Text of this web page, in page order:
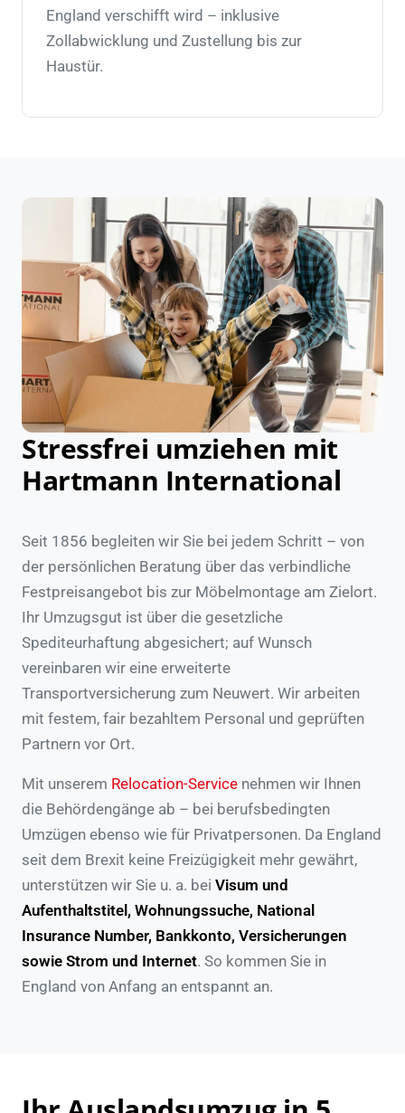
England verschifft wird – inklusive
Zollabwicklung und Zustellung bis zur
Haustür.
Stressfrei umziehen mit
Hartmann International
Seit 1856 begleiten wir Sie bei jedem Schritt – von
der persönlichen Beratung über das verbindliche
Festpreisangebot bis zur Möbelmontage am Zielort.
Ihr Umzugsgut ist über die gesetzliche
Spediteurhaftung abgesichert; auf Wunsch
vereinbaren wir eine erweiterte
Transportversicherung zum Neuwert. Wir arbeiten
mit festem, fair bezahltem Personal und geprüften
Partnern vor Ort.
Mit unserem Relocation-Service nehmen wir Ihnen
die Behördengänge ab – bei berufsbedingten
Umzügen ebenso wie für Privatpersonen. Da England
seit dem Brexit keine Freizügigkeit mehr gewährt,
unterstützen wir Sie u. a. bei Visum und
Aufenthaltstitel, Wohnungssuche, National
Insurance Number, Bankkonto, Versicherungen
sowie Strom und Internet. So kommen Sie in
England von Anfang an entspannt an.